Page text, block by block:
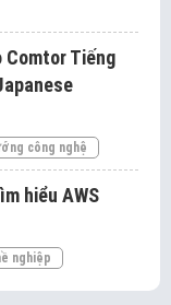
Comtor Tiếng
công nghệ
hiểu AWS
nghiệp